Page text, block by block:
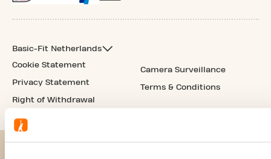
Basic-Fit Netherlands
Cookie Statement
Privacy Statement
Right of Withdrawal
Camera Surveillance
Terms & Conditions